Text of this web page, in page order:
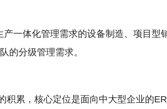
一体化管理需求的设备制造、项目型
的分级管理需求。
积累，核心定位是面向中大型企业的